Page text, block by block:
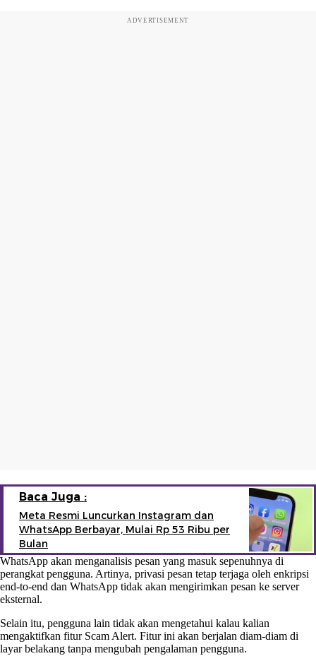
ADVERTISEMENT
Baca Juga :
Meta Resmi Luncurkan Instagram dan
WhatsApp Berbayar, Mulai Rp 53 Ribu per
Bulan
WhatsApp akan menganalisis pesan yang masuk sepenuhnya di
perangkat pengguna. Artinya, privasi pesan tetap terjaga oleh enkripsi
end-to-end dan WhatsApp tidak akan mengirimkan pesan ke server
eksternal.
Selain itu, pengguna lain tidak akan mengetahui kalau kalian
mengaktifkan fitur Scam Alert. Fitur ini akan berjalan diam-diam di
layar belakang tanpa mengubah pengalaman pengguna.